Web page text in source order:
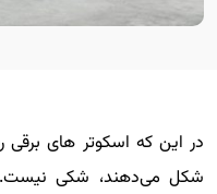
در این که اسکوتر های
شکل می‌دهند، شکی نیست.